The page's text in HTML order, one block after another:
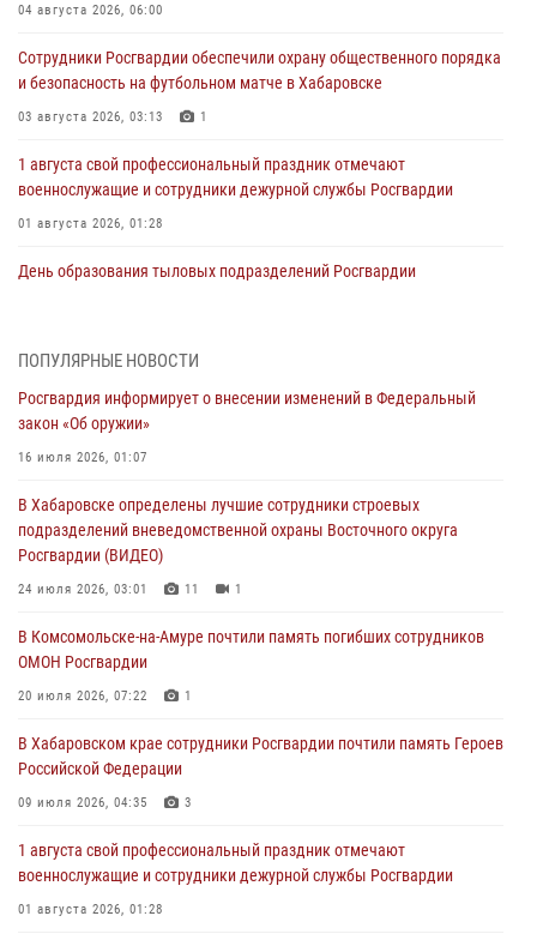
04 августа 2026, 06:00
Сотрудники Росгвардии обеспечили охрану общественного порядка
и безопасность на футбольном матче в Хабаровске
03 августа 2026, 03:13 1
1 августа свой профессиональный праздник отмечают
военнослужащие и сотрудники дежурной службы Росгвардии
01 августа 2026, 01:28
День образования тыловых подразделений Росгвардии
В Управлении Росгвардии по Хабаровскому краю состоялось
избирательного права
31 июля 2026, 03:26
женщине, потерявшей сознание во время массового мероприятия
29 июля 2026, 23:24 2
В Хабаровске продолжается акция «Каникулы с Росгвардией»
За прошедшую неделю в Хабаровском крае росгвардейцы провели
свыше 120 проверок условий хранения оружия
ПОПУЛЯРНЫЕ НОВОСТИ
Росгвардия информирует о внесении изменений в Федеральный
закон «Об оружии»
16 июля 2026, 01:07
В Хабаровске определены лучшие сотрудники строевых
подразделений вневедомственной охраны Восточного округа
Росгвардии (ВИДЕО)
24 июля 2026, 03:01 11 1
В Комсомольске-на-Амуре почтили память погибших сотрудников
ОМОН Росгвардии
20 июля 2026, 07:22 1
В Хабаровском крае сотрудники Росгвардии почтили память Героев
Российской Федерации
09 июля 2026, 04:35 3
1 августа свой профессиональный праздник отмечают
военнослужащие и сотрудники дежурной службы Росгвардии
01 августа 2026, 01:28